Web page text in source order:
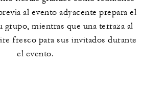
al evento adyacente prepara el
grupo, mientras que una terraza al
fresco para sus invitados durante
el evento.